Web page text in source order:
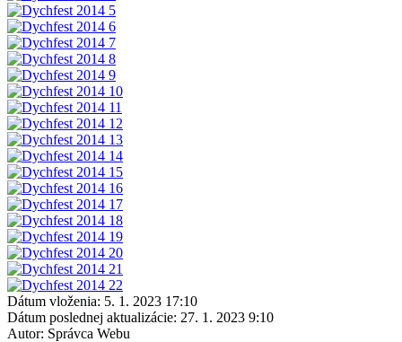
Dátum vloženia: 5. 1. 2023 17:10
Dátum poslednej aktualizácie: 27. 1. 2023 9:10
Autor: Správca Webu